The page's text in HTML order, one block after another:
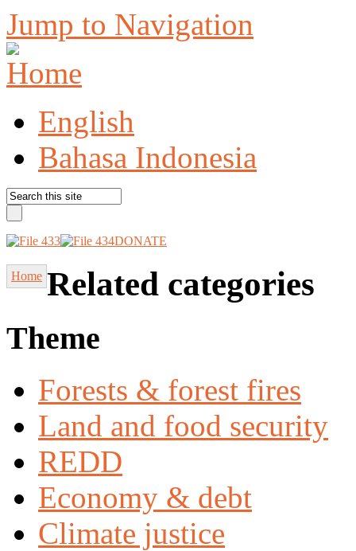
Jump to Navigation
English
Bahasa Indonesia
DONATE
Home Related categories
Theme
Forests & forest fires
Land and food security
REDD
Economy & debt
Climate justice